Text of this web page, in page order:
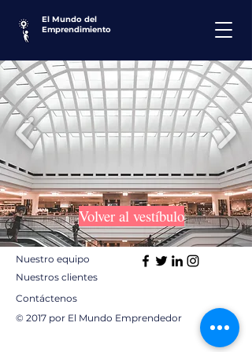
El Mundo del
Emprendimiento
Volver al vestíbulo
Nuestro equipo
Nuestros clientes
Contáctenos
© 2017 por El Mundo Emprendedor